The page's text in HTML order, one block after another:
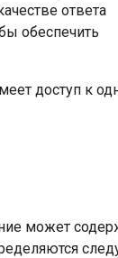
ответа
обеспечить
доступ к
может